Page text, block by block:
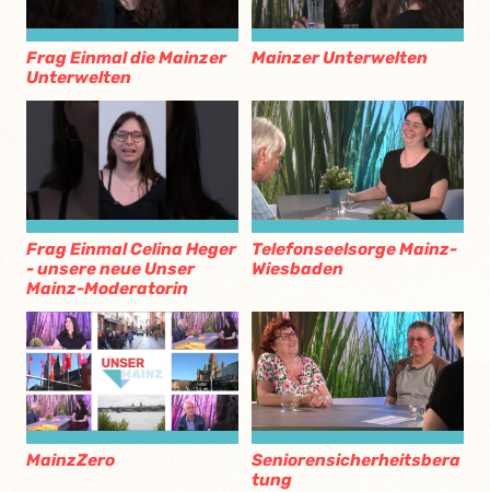
Frag Einmal die Mainzer
Unterwelten
Mainzer Unterwelten
Frag Einmal Celina Heger
- unsere neue Unser
Mainz-Moderatorin
Telefonseelsorge Mainz-
Wiesbaden
MainzZero
Seniorensicherheitsbera
tung